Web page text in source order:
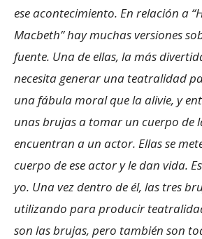
ese acontecimiento. En relación a
Macbeth” hay muchas versiones
fuente. Una de ellas, la más
necesita generar una teatralidad
una fábula moral que la alivie, y
unas brujas a tomar un cuerpo de
encuentran a un actor. Ellas se
cuerpo de ese actor y le dan vida.
yo. Una vez dentro de él, las tres
utilizando para producir
son las brujas, pero también son